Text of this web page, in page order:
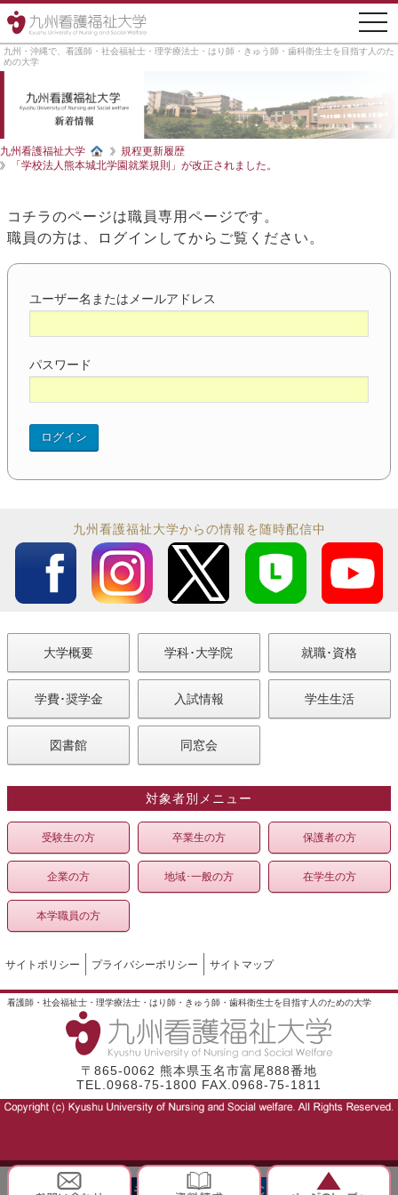
九州・沖縄で、看護師・社会福祉士・理学療法士・はり師・きゅう師・歯科衛生士を目指す人のた
めの大学
九州看護福祉大学
規程更新履歴
「学校法人熊本城北学園就業規則」が改正されました。
コチラのページは職員専用ページです。
職員の方は、ログインしてからご覧ください。
ユーザー名またはメールアドレス
パスワード
九州看護福祉大学からの情報を随時配信中
大学概要 学科･大学院 就職･資格
学費･奨学金 入試情報 学生生活
図書館 同窓会
対象者別メニュー
受験生の方 卒業生の方 保護者の方
企業の方 地域･一般の方 在学生の方
本学職員の方
サイトポリシー プライバシーポリシー サイトマップ
看護師・社会福祉士・理学療法士・はり師・きゅう師・歯科衛生士を目指す人のための大学
〒865-0062 熊本県玉名市富尾888番地
TEL.0968-75-1800 FAX.0968-75-1811
モバイル PC